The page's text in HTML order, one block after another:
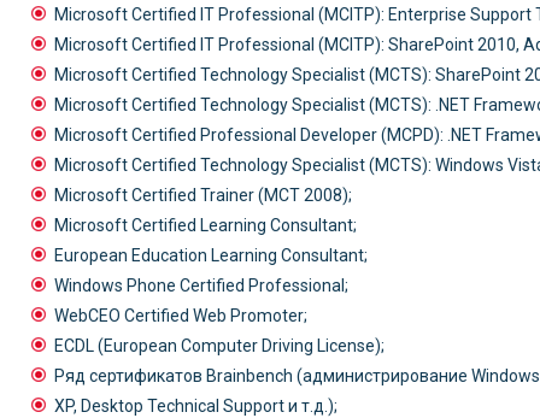
Microsoft Certified IT Professional (MCITP): Enterprise Support
Microsoft Certified IT Professional (MCITP): SharePoint 2010,
Microsoft Certified Technology Specialist (MCTS): SharePoint
Microsoft Certified Technology Specialist (MCTS): .NET
Microsoft Certified Professional Developer (MCPD): .NET
Microsoft Certified Technology Specialist (MCTS): Windows
Microsoft Certified Trainer (MCT 2008);
Microsoft Certified Learning Consultant;
European Education Learning Consultant;
Windows Phone Certified Professional;
WebCEO Certified Web Promoter;
ECDL (European Computer Driving License);
Ряд сертификатов Brainbench (администрирование
XP, Desktop Technical Support и т.д.);